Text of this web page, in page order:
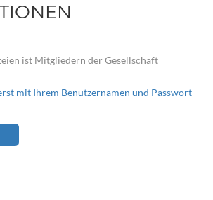
ist Mitgliedern der Gesellschaft
mit Ihrem Benutzernamen und Passwort